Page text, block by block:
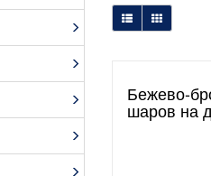
Бежево-
шаров на